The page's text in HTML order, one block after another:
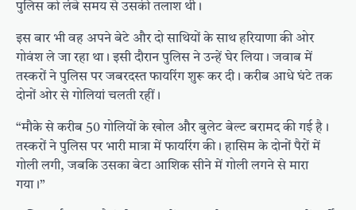
पुलिस को लंबे समय से उसकी तलाश थी।
इस बार भी वह अपने बेटे और दो साथियों के साथ हरियाणा की ओर
गोवंश ले जा रहा था। इसी दौरान पुलिस ने उन्हें घेर लिया। जवाब में
तस्करों ने पुलिस पर जबरदस्त फायरिंग शुरू कर दी। करीब आधे घंटे तक
दोनों ओर से गोलियां चलती रहीं।
“मौके से करीब 50 गोलियों के खोल और बुलेट बेल्ट बरामद की गई है।
तस्करों ने पुलिस पर भारी मात्रा में फायरिंग की। हासिम के दोनों पैरों में
गोली लगी, जबकि उसका बेटा आशिक सीने में गोली लगने से मारा
गया।”